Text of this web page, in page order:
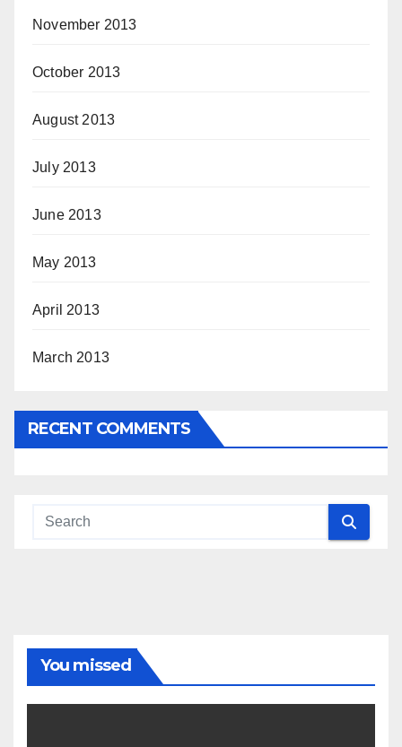
November 2013
October 2013
August 2013
July 2013
June 2013
May 2013
April 2013
March 2013
RECENT COMMENTS
You missed